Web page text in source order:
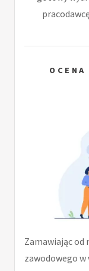
Zamawiając od
zawodowego